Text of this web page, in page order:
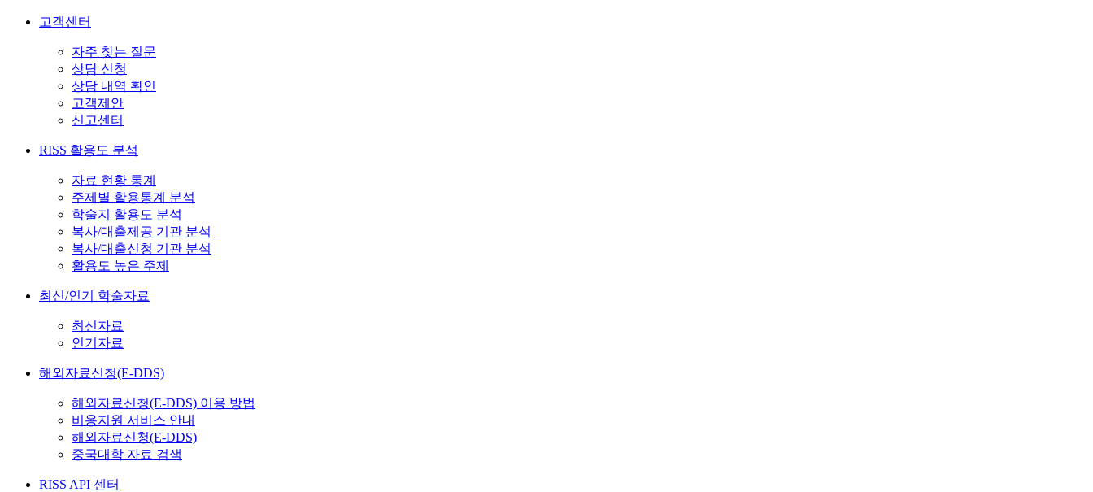
고객센터
자주 찾는 질문
상담 신청
상담 내역 확인
고객제안
신고센터
RISS 활용도 분석
자료 현황 통계
주제별 활용통계 분석
학술지 활용도 분석
복사/대출제공 기관 분석
복사/대출신청 기관 분석
활용도 높은 주제
최신/인기 학술자료
최신자료
인기자료
해외자료신청(E-DDS)
해외자료신청(E-DDS) 이용 방법
비용지원 서비스 안내
해외자료신청(E-DDS)
중국대학 자료 검색
RISS API 센터